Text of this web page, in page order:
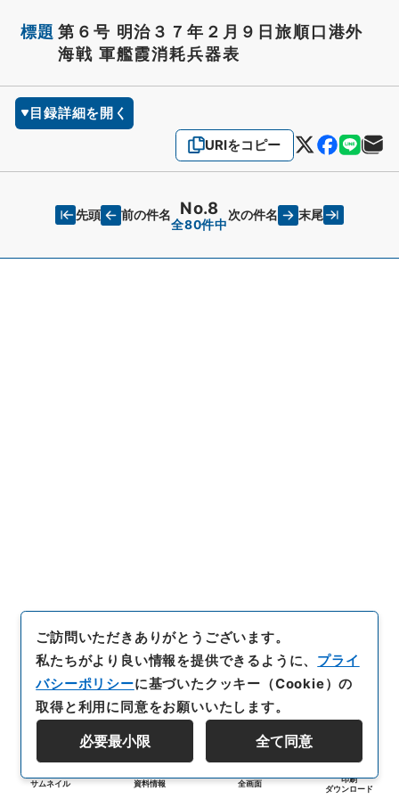
標題 第６号 明治３７年２月９日旅順口港外
海戦 軍艦霞消耗兵器表
目録詳細を開く
URIをコピー
先頭 前の件名 No.8
全80件中
次の件名 末尾
サムネイル 資料情報 全画面
印刷
ダウンロード
ご訪問いただきありがとうございます。
私たちがより良い情報を提供できるように、 プライ
バシーポリシーに基づいたクッキー（Cookie）の
取得と利用に同意をお願いいたします。
必要最小限 全て同意